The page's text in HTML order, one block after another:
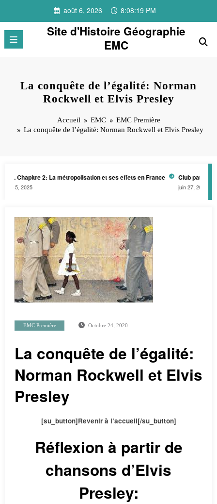
contenu
août 6, 2026 8:08:19 PM
Site d'Histoire Géographie
EMC
La conquête de l’égalité: Norman
Rockwell et Elvis Presley
Accueil EMC
EMC Première
La conquête de l’égalité: Norman Rockwell et Elvis Presley
1. Chapitre 2: La métropolisation et ses effets en France
5, 2025
Club
juin 27, 2024
EMC Première Octobre 24, 2020
La conquête de l’égalité:
Norman Rockwell et Elvis
Presley
[su_button]Revenir à l’accueil[/su_button]
Réflexion à partir de
chansons d’Elvis
Presley: